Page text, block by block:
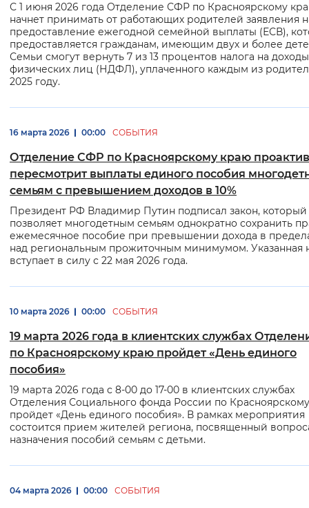
С 1 июня 2026 года Отделение СФР по Красноярскому
начнет принимать от работающих родителей заявления
предоставление ежегодной семейной выплаты (ЕСВ),
предоставляется гражданам, имеющим двух и более
Семьи смогут вернуть 7 из 13 процентов налога на доходы
физических лиц (НДФЛ), уплаченного каждым из
2025 году.
СОБЫТИЯ
16 марта 2026 00:00
Отделение СФР по Красноярскому краю
пересмотрит выплаты единого пособия
семьям с превышением доходов в 10%
Президент РФ Владимир Путин подписал закон, который
позволяет многодетным семьям однократно сохранить
ежемесячное пособие при превышении дохода в
над региональным прожиточным минимумом. Указанная
вступает в силу с 22 мая 2026 года.
СОБЫТИЯ
10 марта 2026 00:00
19 марта 2026 года в клиентских службах
по Красноярскому краю пройдет «День единого
пособия»
19 марта 2026 года с 8-00 до 17-00 в клиентских службах
Отделения Социального фонда России по
пройдет «День единого пособия». В рамках мероприятия
состоится прием жителей региона, посвященный
назначения пособий семьям с детьми.
СОБЫТИЯ
04 марта 2026 00:00